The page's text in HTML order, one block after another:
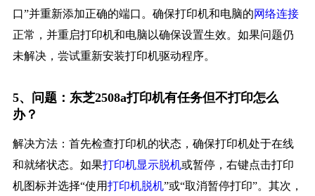
口”并重新添加正确的端口。确保打印机和电脑的网络连接
正常，并重启打印机和电脑以确保设置生效。如果问题仍
未解决，尝试重新安装打印机驱动程序。
5、问题：东芝2508a打印机有任务但不打印怎么
办？
解决方法：首先检查打印机的状态，确保打印机处于在线
和就绪状态。如果打印机显示脱机或暂停，右键点击打印
机图标并选择“使用打印机脱机”或“取消暂停打印”。其次，